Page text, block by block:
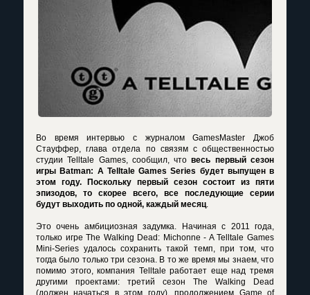
Во время интервью с журналом GamesMaster Джоб
Стауффер, глава отдела по связям с общественностью
студии Telltale Games, сообщил, чтовесь первый сезон
игры Batman: A Telltale Games Series будет выпущен в
этом году. Поскольку первый сезон состоит из пяти
эпизодов, то скорее всего, все последующие серии
будут выходить по одной, каждый месяц.
Это очень амбициозная задумка. Начиная с 2011 года,
только игре The Walking Dead: Michonne - A Telltale Games
Mini-Series удалось сохранить такой темп, при том, что
тогда было только три сезона. В то же время мы знаем, что
помимо этого, компания Telltale работает еще над тремя
другими проектами: третий сезон The Walking Dead
(должен начаться в этом году), продолжением Game of